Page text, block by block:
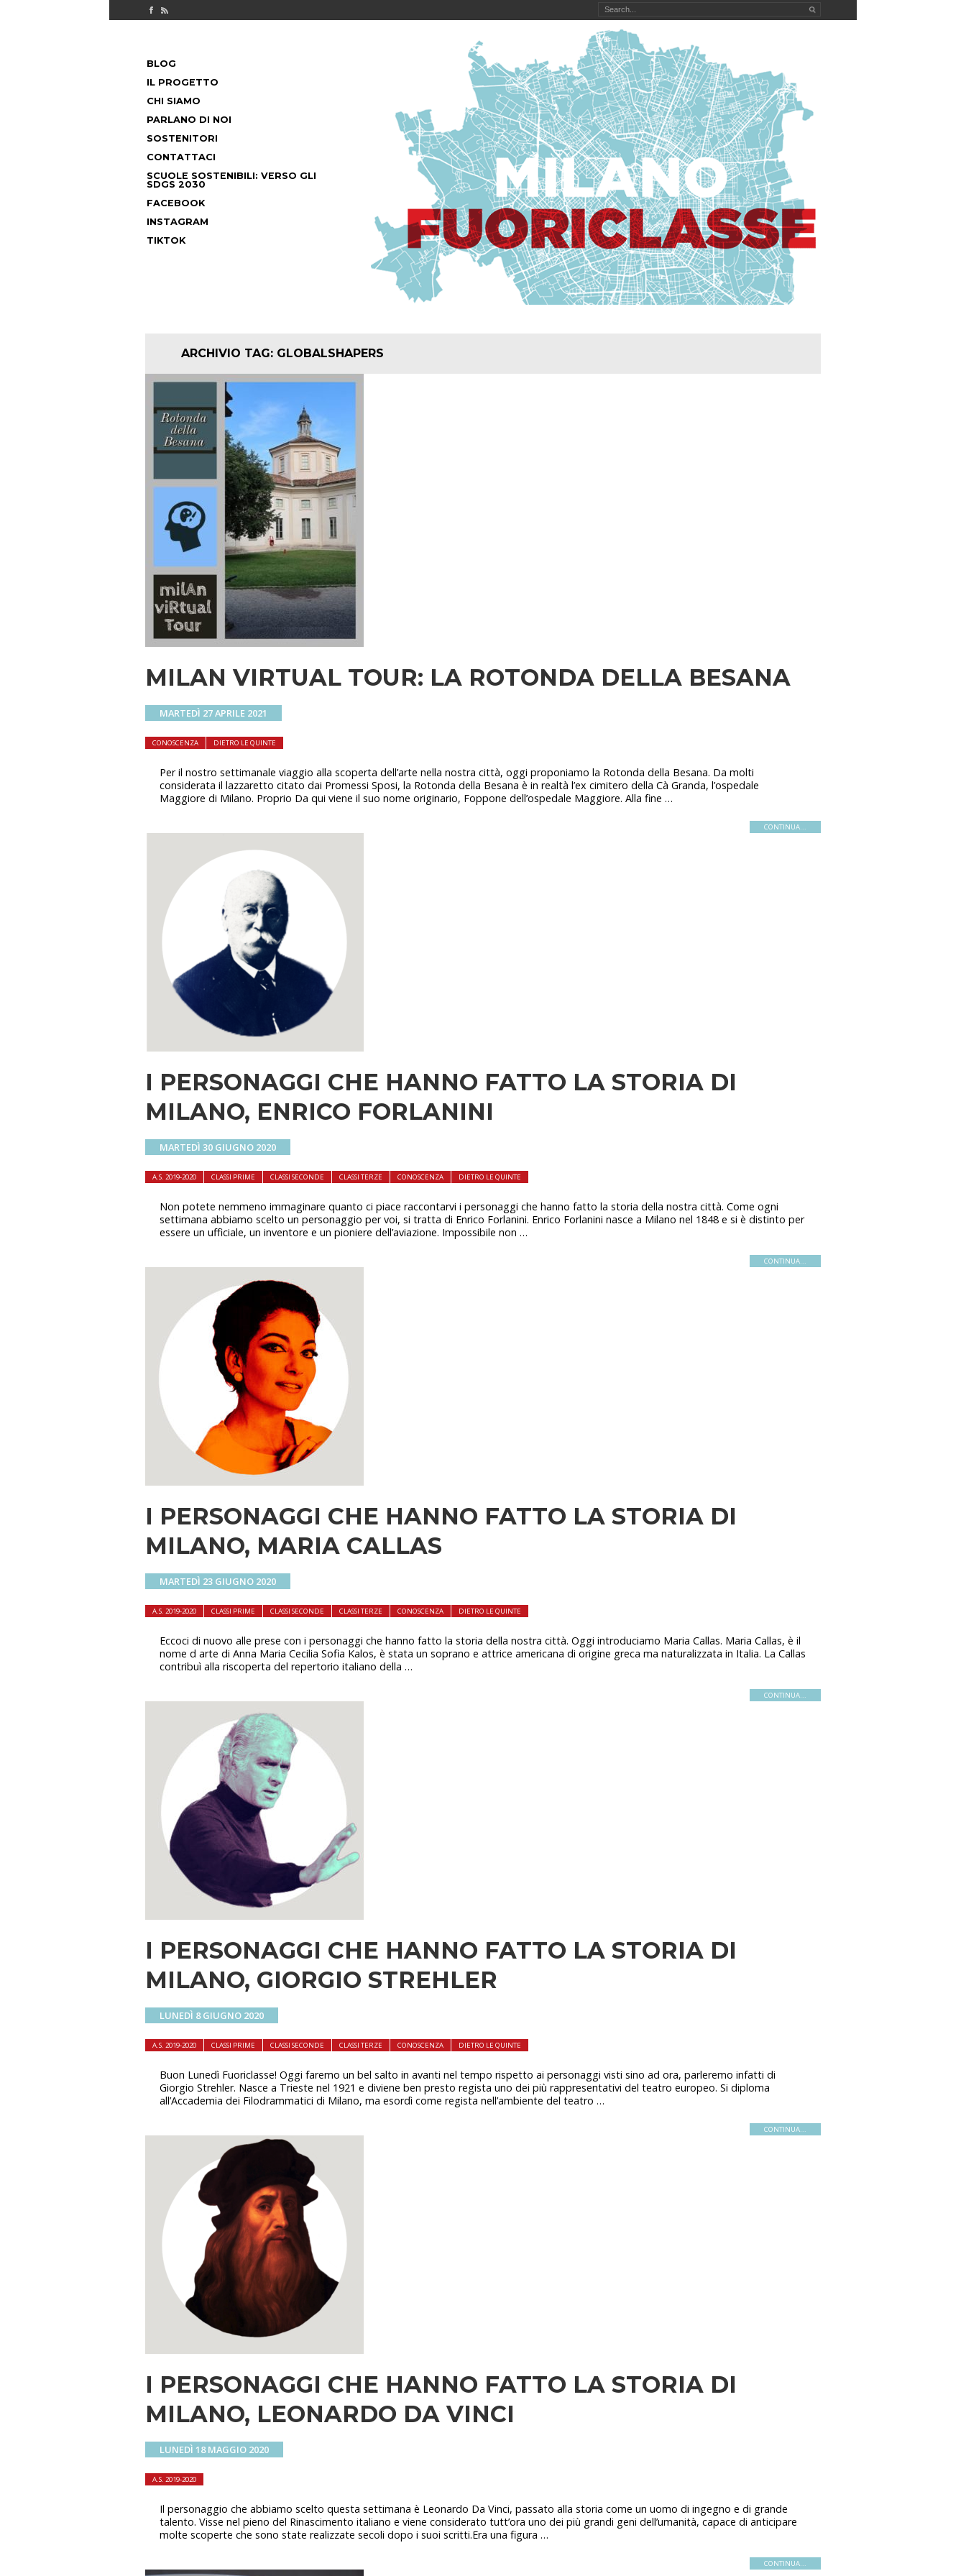
Check out our Facebook page
MENU PRINCIPALE
PASSA
CONTENUTO
BLOG
IL PROGETTO
CHI SIAMO
PARLANO DI NOI
SOSTENITORI
CONTATTACI
SCUOLE SOSTENIBILI: VERSO GLI
SDGS 2030
FACEBOOK
INSTAGRAM
TIKTOK
ARCHIVIO TAG: GLOBALSHAPERS
MILAN VIRTUAL TOUR: LA ROTONDA DELLA BESANA
MARTEDÌ 27 APRILE 2021
CONOSCENZA DIETRO LE QUINTE
Per il nostro settimanale viaggio alla scoperta dell’arte nella nostra città, oggi proponiamo la Rotonda della Besana. Da molti
considerata il lazzaretto citato dai Promessi Sposi, la Rotonda della Besana è in realtà l’ex cimitero della Cà Granda, l’ospedale
Maggiore di Milano. Proprio Da qui viene il suo nome originario, Foppone dell’ospedale Maggiore. Alla fine …
CONTINUA...
I PERSONAGGI CHE HANNO FATTO LA STORIA DI
MILANO, ENRICO FORLANINI
MARTEDÌ 30 GIUGNO 2020
A.S. 2019-2020 CLASSI PRIME CLASSI SECONDE CLASSI TERZE CONOSCENZA DIETRO LE QUINTE
Non potete nemmeno immaginare quanto ci piace raccontarvi i personaggi che hanno fatto la storia della nostra città. Come ogni
settimana abbiamo scelto un personaggio per voi, si tratta di Enrico Forlanini. Enrico Forlanini nasce a Milano nel 1848 e si è distinto per
essere un ufficiale, un inventore e un pioniere dell’aviazione. Impossibile non …
CONTINUA...
I PERSONAGGI CHE HANNO FATTO LA STORIA DI
MILANO, MARIA CALLAS
MARTEDÌ 23 GIUGNO 2020
A.S. 2019-2020 CLASSI PRIME CLASSI SECONDE CLASSI TERZE CONOSCENZA DIETRO LE QUINTE
Eccoci di nuovo alle prese con i personaggi che hanno fatto la storia della nostra città. Oggi introduciamo Maria Callas. Maria Callas, è il
nome d arte di Anna Maria Cecilia Sofia Kalos, è stata un soprano e attrice americana di origine greca ma naturalizzata in Italia. La Callas
contribuì alla riscoperta del repertorio italiano della …
CONTINUA...
I PERSONAGGI CHE HANNO FATTO LA STORIA DI
MILANO, GIORGIO STREHLER
LUNEDÌ 8 GIUGNO 2020
A.S. 2019-2020 CLASSI PRIME CLASSI SECONDE CLASSI TERZE CONOSCENZA DIETRO LE QUINTE
Buon Lunedì Fuoriclasse! Oggi faremo un bel salto in avanti nel tempo rispetto ai personaggi visti sino ad ora, parleremo infatti di
Giorgio Strehler. Nasce a Trieste nel 1921 e diviene ben presto regista uno dei più rappresentativi del teatro europeo. Si diploma
all’Accademia dei Filodrammatici di Milano, ma esordì come regista nell’ambiente del teatro …
CONTINUA...
I PERSONAGGI CHE HANNO FATTO LA STORIA DI
MILANO, LEONARDO DA VINCI
LUNEDÌ 18 MAGGIO 2020
A.S. 2019-2020
Il personaggio che abbiamo scelto questa settimana è Leonardo Da Vinci, passato alla storia come un uomo di ingegno e di grande
talento. Visse nel pieno del Rinascimento italiano e viene considerato tutt’ora uno dei più grandi geni dell’umanità, capace di anticipare
molte scoperte che sono state realizzate secoli dopo i suoi scritti.Era una figura …
CONTINUA...